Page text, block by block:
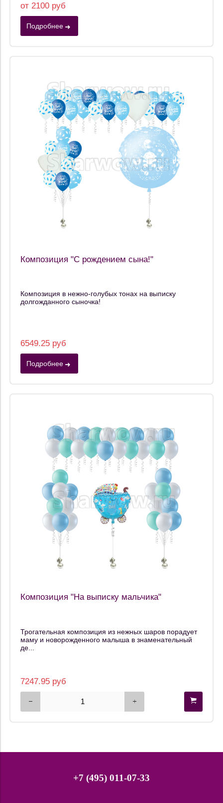
от 2100 руб
Подробнее
Композиция "С рождением сына!"
Композиция в нежно-голубых тонах на выписку
долгожданного сыночка!
6549.25 руб
Подробнее
Композиция "На выписку мальчика"
Трогательная композиция из нежных шаров порадует
маму и новорожденного малыша в знаменательный
де...
7247.95 руб
+7 (495) 011-07-33